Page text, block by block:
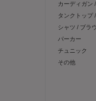
カーディガン
タンクトップ
シャツ / ブラ
パーカー
チュニック
その他